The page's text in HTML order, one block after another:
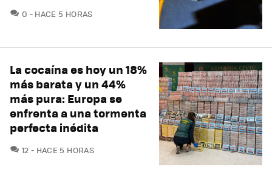
0 COMENTARIOS
HACE 5 HORAS
La cocaína es hoy un 18%
más barata y un 44%
más pura: Europa se
enfrenta a una tormenta
perfecta inédita
12 COMENTARIOS
HACE 5 HORAS